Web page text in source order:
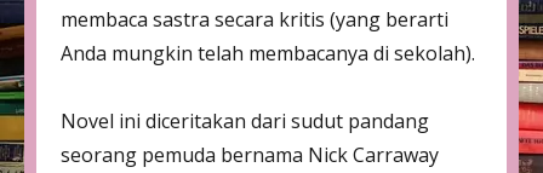
membaca sastra secara kritis (yang berarti
Anda mungkin telah membacanya di sekolah).
Novel ini diceritakan dari sudut pandang
seorang pemuda bernama Nick Carraway